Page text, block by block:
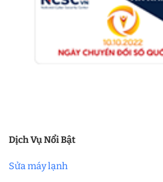
Dịch Vụ Nổi Bật
Sửa máy lạnh